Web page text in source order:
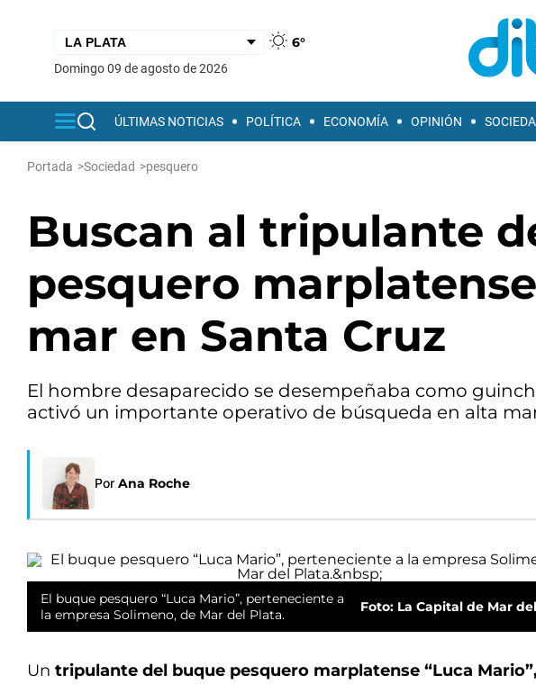
6°
domingo 09 de agosto de 2026
ÚLTIMAS NOTICIAS POLÍTICA ECONOMÍA OPINIÓN
Portada >Sociedad >pesquero
Buscan al tripulante
pesquero
mar en Santa Cruz
El hombre desaparecido se desempeñaba como
activó un importante operativo de búsqueda en alta
Por Ana Roche
El buque pesquero “Luca Mario”, perteneciente a
la empresa Solimeno, de Mar del Plata.
Foto: La Capital de Mar
Un tripulante del buque pesquero marplatense “Luca Mario”,